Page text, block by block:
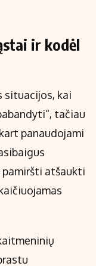
ir kodėl
situacijos, kai
tačiau
panaudojami
pamiršti atšaukti